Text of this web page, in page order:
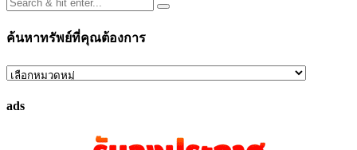
ค้นหาทรัพย์ที่คุณต้องการ
ค้นหา
ที่
ads